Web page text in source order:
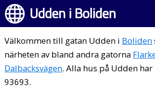
Udden i Boliden
Välkommen till gatan Udden i Boliden
närheten av bland andra gatorna
Dalbacksvägen. Alla hus på Udden
93693.